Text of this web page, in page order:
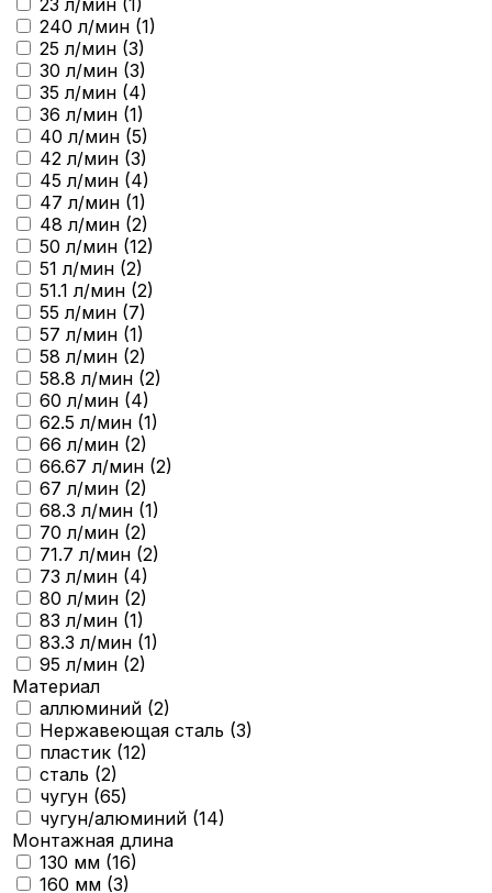
23 л/мин (1)
240 л/мин (1)
25 л/мин (3)
30 л/мин (3)
35 л/мин (4)
36 л/мин (1)
40 л/мин (5)
42 л/мин (3)
45 л/мин (4)
47 л/мин (1)
48 л/мин (2)
50 л/мин (12)
51 л/мин (2)
51.1 л/мин (2)
55 л/мин (7)
57 л/мин (1)
58 л/мин (2)
58.8 л/мин (2)
60 л/мин (4)
62.5 л/мин (1)
66 л/мин (2)
66.67 л/мин (2)
67 л/мин (2)
68.3 л/мин (1)
70 л/мин (2)
71.7 л/мин (2)
73 л/мин (4)
80 л/мин (2)
83 л/мин (1)
83.3 л/мин (1)
95 л/мин (2)
Материал
аллюминий (2)
Нержавеющая сталь (3)
пластик (12)
сталь (2)
чугун (65)
чугун/алюминий (14)
Монтажная длина
130 мм (16)
160 мм (3)